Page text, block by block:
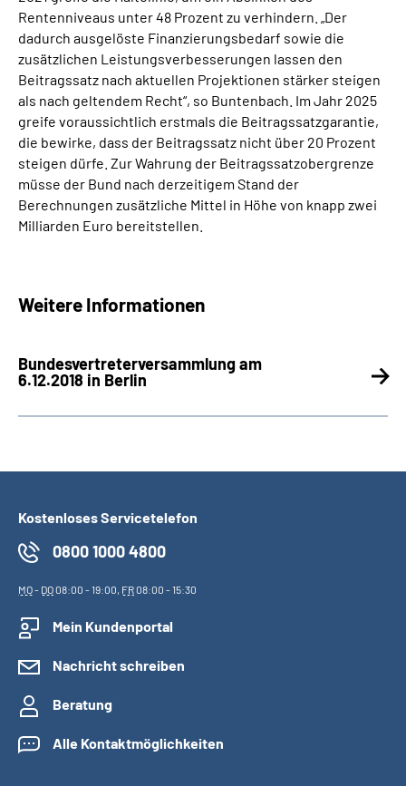
Rentenniveaus unter 48 Prozent zu verhindern. „Der
dadurch ausgelöste Finanzierungsbedarf sowie die
zusätzlichen Leistungsverbesserungen lassen den
Beitragssatz nach aktuellen Projektionen stärker steigen
als nach geltendem Recht“, so Buntenbach. Im Jahr 2025
greife voraussichtlich erstmals die Beitragssatzgarantie,
die bewirke, dass der Beitragssatz nicht über 20 Prozent
steigen dürfe. Zur Wahrung der Beitragssatzobergrenze
müsse der Bund nach derzeitigem Stand der
Berechnungen zusätzliche Mittel in Höhe von knapp zwei
Milliarden Euro bereitstellen.
Weitere Informationen
Bundesvertreter­versammlung am
6.12.2018 in Berlin
Kostenloses Servicetelefon
0800 1000 4800
MO- DO08:00 - 19:00, FR08:00 - 15:30
Mein Kundenportal
Nachricht schreiben
Beratung
Alle Kontaktmöglichkeiten